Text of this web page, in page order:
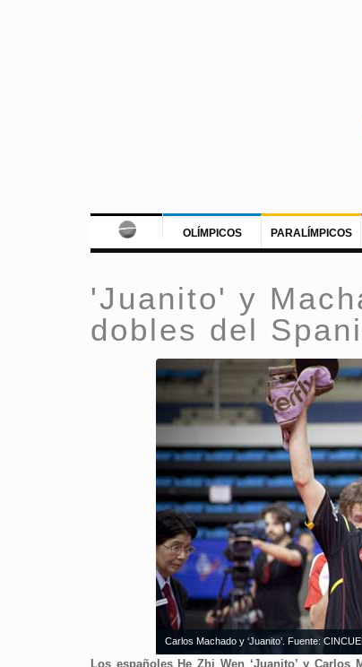
OLÍMPICOS PARALÍMPICOS
'Juanito' y
dobles del
Carlos Machado y ‘Juanito’. Fuente:
Los españoles He Zhi Wen ‘Juanito’ y